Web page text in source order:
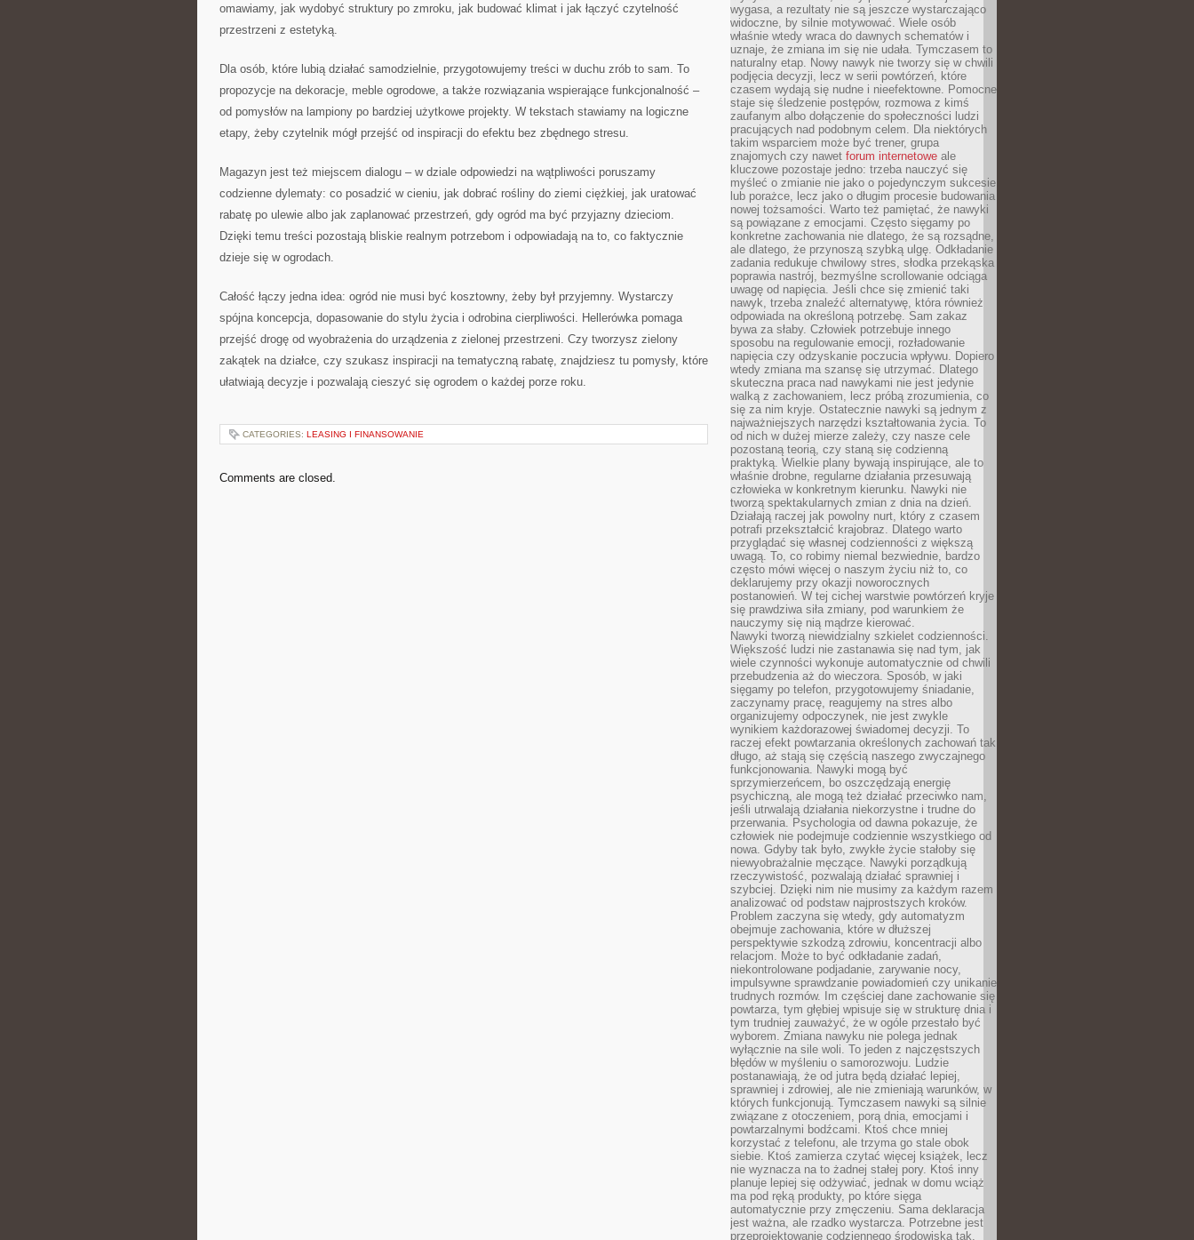
omawiamy, jak wydobyć struktury po zmroku, jak budować klimat i jak łączyć czytelność
przestrzeni z estetyką.
Dla osób, które lubią działać samodzielnie, przygotowujemy treści w duchu zrób to sam. To
propozycje na dekoracje, meble ogrodowe, a także rozwiązania wspierające funkcjonalność –
od pomysłów na lampiony po bardziej użytkowe projekty. W tekstach stawiamy na logiczne
etapy, żeby czytelnik mógł przejść od inspiracji do efektu bez zbędnego stresu.
Magazyn jest też miejscem dialogu – w dziale odpowiedzi na wątpliwości poruszamy
codzienne dylematy: co posadzić w cieniu, jak dobrać rośliny do ziemi ciężkiej, jak uratować
rabatę po ulewie albo jak zaplanować przestrzeń, gdy ogród ma być przyjazny dzieciom.
Dzięki temu treści pozostają bliskie realnym potrzebom i odpowiadają na to, co faktycznie
dzieje się w ogrodach.
Całość łączy jedna idea: ogród nie musi być kosztowny, żeby był przyjemny. Wystarczy
spójna koncepcja, dopasowanie do stylu życia i odrobina cierpliwości. Hellerówka pomaga
przejść drogę od wyobrażenia do urządzenia z zielonej przestrzeni. Czy tworzysz zielony
zakątek na działce, czy szukasz inspiracji na tematyczną rabatę, znajdziesz tu pomysły, które
ułatwiają decyzje i pozwalają cieszyć się ogrodem o każdej porze roku.
CATEGORIES: LEASING I FINANSOWANIE
Comments are closed.
wygasa, a rezultaty nie są jeszcze wystarczająco
widoczne, by silnie motywować. Wiele osób
właśnie wtedy wraca do dawnych schematów i
uznaje, że zmiana im się nie udała. Tymczasem to
naturalny etap. Nowy nawyk nie tworzy się w chwili
podjęcia decyzji, lecz w serii powtórzeń, które
czasem wydają się nudne i nieefektowne. Pomocne
staje się śledzenie postępów, rozmowa z kimś
zaufanym albo dołączenie do społeczności ludzi
pracujących nad podobnym celem. Dla niektórych
takim wsparciem może być trener, grupa
znajomych czy nawet forum internetowe ale
kluczowe pozostaje jedno: trzeba nauczyć się
myśleć o zmianie nie jako o pojedynczym sukcesie
lub porażce, lecz jako o długim procesie budowania
nowej tożsamości. Warto też pamiętać, że nawyki
są powiązane z emocjami. Często sięgamy po
konkretne zachowania nie dlatego, że są rozsądne,
ale dlatego, że przynoszą szybką ulgę. Odkładanie
zadania redukuje chwilowy stres, słodka przekąska
poprawia nastrój, bezmyślne scrollowanie odciąga
uwagę od napięcia. Jeśli chce się zmienić taki
nawyk, trzeba znaleźć alternatywę, która również
odpowiada na określoną potrzebę. Sam zakaz
bywa za słaby. Człowiek potrzebuje innego
sposobu na regulowanie emocji, rozładowanie
napięcia czy odzyskanie poczucia wpływu. Dopiero
wtedy zmiana ma szansę się utrzymać. Dlatego
skuteczna praca nad nawykami nie jest jedynie
walką z zachowaniem, lecz próbą zrozumienia, co
się za nim kryje. Ostatecznie nawyki są jednym z
najważniejszych narzędzi kształtowania życia. To
od nich w dużej mierze zależy, czy nasze cele
pozostaną teorią, czy staną się codzienną
praktyką. Wielkie plany bywają inspirujące, ale to
właśnie drobne, regularne działania przesuwają
człowieka w konkretnym kierunku. Nawyki nie
tworzą spektakularnych zmian z dnia na dzień.
Działają raczej jak powolny nurt, który z czasem
potrafi przekształcić krajobraz. Dlatego warto
przyglądać się własnej codzienności z większą
uwagą. To, co robimy niemal bezwiednie, bardzo
często mówi więcej o naszym życiu niż to, co
deklarujemy przy okazji noworocznych
postanowień. W tej cichej warstwie powtórzeń kryje
się prawdziwa siła zmiany, pod warunkiem że
nauczymy się nią mądrze kierować.
Nawyki tworzą niewidzialny szkielet codzienności.
Większość ludzi nie zastanawia się nad tym, jak
wiele czynności wykonuje automatycznie od chwili
przebudzenia aż do wieczora. Sposób, w jaki
sięgamy po telefon, przygotowujemy śniadanie,
zaczynamy pracę, reagujemy na stres albo
organizujemy odpoczynek, nie jest zwykle
wynikiem każdorazowej świadomej decyzji. To
raczej efekt powtarzania określonych zachowań tak
długo, aż stają się częścią naszego zwyczajnego
funkcjonowania. Nawyki mogą być
sprzymierzeńcem, bo oszczędzają energię
psychiczną, ale mogą też działać przeciwko nam,
jeśli utrwalają działania niekorzystne i trudne do
przerwania. Psychologia od dawna pokazuje, że
człowiek nie podejmuje codziennie wszystkiego od
nowa. Gdyby tak było, zwykłe życie stałoby się
niewyobrażalnie męczące. Nawyki porządkują
rzeczywistość, pozwalają działać sprawniej i
szybciej. Dzięki nim nie musimy za każdym razem
analizować od podstaw najprostszych kroków.
Problem zaczyna się wtedy, gdy automatyzm
obejmuje zachowania, które w dłuższej
perspektywie szkodzą zdrowiu, koncentracji albo
relacjom. Może to być odkładanie zadań,
niekontrolowane podjadanie, zarywanie nocy,
impulsywne sprawdzanie powiadomień czy unikanie
trudnych rozmów. Im częściej dane zachowanie się
powtarza, tym głębiej wpisuje się w strukturę dnia i
tym trudniej zauważyć, że w ogóle przestało być
wyborem. Zmiana nawyku nie polega jednak
wyłącznie na sile woli. To jeden z najczęstszych
błędów w myśleniu o samorozwoju. Ludzie
postanawiają, że od jutra będą działać lepiej,
sprawniej i zdrowiej, ale nie zmieniają warunków, w
których funkcjonują. Tymczasem nawyki są silnie
związane z otoczeniem, porą dnia, emocjami i
powtarzalnymi bodźcami. Ktoś chce mniej
korzystać z telefonu, ale trzyma go stale obok
siebie. Ktoś zamierza czytać więcej książek, lecz
nie wyznacza na to żadnej stałej pory. Ktoś inny
planuje lepiej się odżywiać, jednak w domu wciąż
ma pod ręką produkty, po które sięga
automatycznie przy zmęczeniu. Sama deklaracja
jest ważna, ale rzadko wystarcza. Potrzebne jest
przeprojektowanie codziennego środowiska tak,